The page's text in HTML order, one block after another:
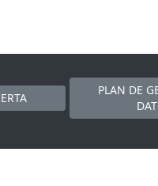
PLAN DE